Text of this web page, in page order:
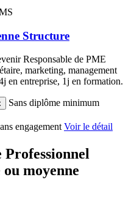
Structure
Responsable de PME
marketing, management
en entreprise, 1j en formation.
Sans diplôme minimum
engagement Voir le détail
moyenne